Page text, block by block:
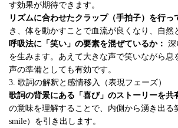
す効果が期待できます。
リズムに合わせたクラップ（手拍子）を行っ
き、体を動かすことで血流が良くなり、自然
呼吸法に「笑い」の要素を混ぜているか： 深
を生みます。あえて大きな声で笑いながら息
声の準備としても有効です。
3. 歌詞の解釈と感情移入（表現フェーズ）
歌詞の背景にある「喜び」のストーリーを共
の意味を理解することで、内側から湧き出る
smile）を引き出します。